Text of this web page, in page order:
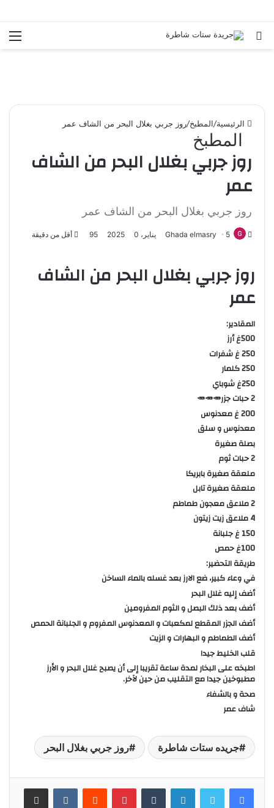
بحث
الرئيسية/المطبخ/روز جربي بغلال البحر من الشاف عمر
المطبخ
روز جربي بغلال البحر من الشاف
عمر
روز جربي بغلال البحر من الشاف عمر
Ghada elmasry 5 يناير، 2025 0 أقل من دقيقة
روز جربي بغلال البحر من الشاف
عمر
المقادير:
500غ أرز
250 غ شفرات
250 كلمار
250غ شوباي
2 حبات جزر🥕🥕🥕
200 غ معدنوس
معدنوس و سلق
بصلة صغيرة
2 حبات ثوم
ملعقة صغيرة بابريكا
ملعقة صغيرة تابل
2 ملاعق معجون طماطم
4 ملاعق زيت زيتون
150 غ جلبانة
100غ حمص
طريقة التحضير:
في وعاء كبير، ضع الارز بعد غسله بالماء الساخن
أضف إليه غلال البحر
أضف بعد ذلك البصل و الثوم المفرومين
أضف الجزر المقطع لمكعبات و المعدنوس المفروم و الجلبانة الحمص
أضف الطماطم و البهارات و الزيت
قلب الخليط جيدا
اطبخه على البخار لمدة ساعة تقريبا إلى أن يصبح غلال البحر و الأرز
مطبوخين جيدا مع التقليب من حين لآخر.
صحة و بالشفاء
شاف عمر
جريده ستات شاطرة روز جربي بغلال البحر
لينكدإن بينتيريست